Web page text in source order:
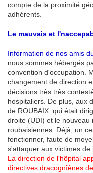
compte de la proximité
adhérents.
Le mauvais et
Information de nos amis
nous sommes hébergés
convention d'occupation.
changement de direction
décisions très très
hospitaliers. De plus, aux
de ROUBAIX qui était
droite (UDI) et le nouveau
roubaisiennes. Déjà, un
fonctionner, faute de
s'attaquer aux victimes de
La direction de l'hõpital
directives dracognîènes